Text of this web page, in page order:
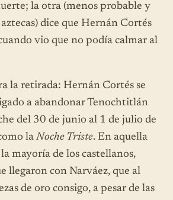
la otra (menos probable y
dice que Hernán Cortés
vio que no podía calmar al
la retirada: Hernán Cortés se
a abandonar Tenochtitlán
del 30 de junio al 1 de julio de
la Noche Triste. En aquella
mayoría de los castellanos,
llegaron con Narváez, que al
de oro consigo, a pesar de las